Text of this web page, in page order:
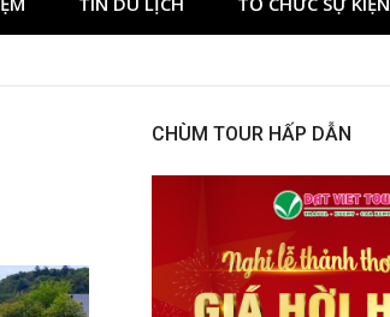
CHÙM TOUR HẤP DẪN